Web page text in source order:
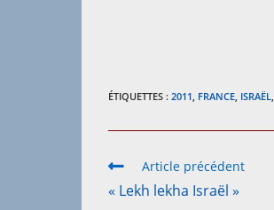
ÉTIQUETTES : 2011, FRANCE, ISRAËL,
Read
more
articles
Article précédent
« Lekh lekha Israël »